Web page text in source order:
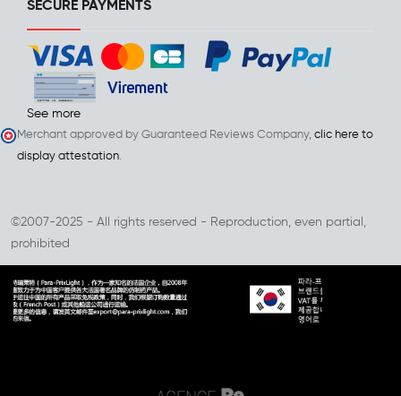
SECURE PAYMENTS
See more
Merchant approved by Guaranteed Reviews Company, clic here to
display attestation.
©2007-2025 - All rights reserved - Reproduction, even partial,
prohibited